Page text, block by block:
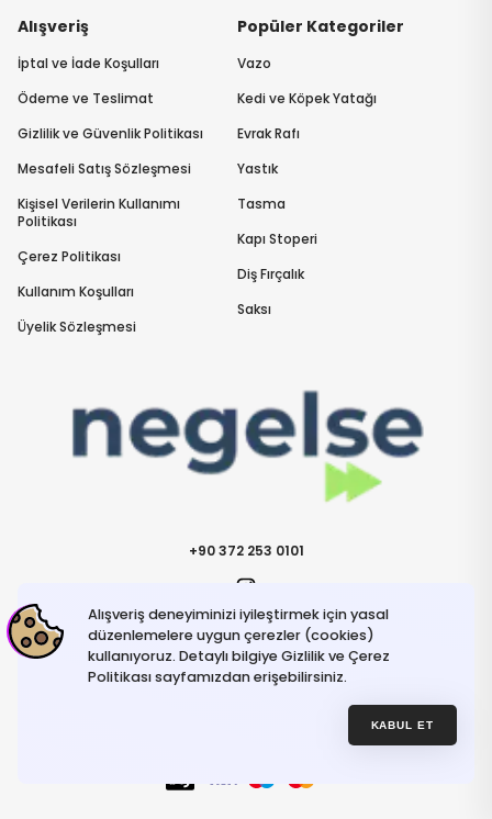
Alışveriş deneyiminizi iyileştirmek için yasal
düzenlemelere uygun çerezler (cookies)
kullanıyoruz. Detaylı bilgiye Gizlilik ve Çerez
Politikası sayfamızdan erişebilirsiniz.
KABUL ET
+90 372 253 0101
İletişime Geçininfo@negelse.com
Alışveriş
İptal ve İade Koşulları
Ödeme ve Teslimat
Gizlilik ve Güvenlik Politikası
Mesafeli Satış Sözleşmesi
Kişisel Verilerin Kullanımı
Politikası
Çerez Politikası
Kullanım Koşulları
Üyelik Sözleşmesi
Popüler Kategoriler
Vazo
Kedi ve Köpek Yatağı
Evrak Rafı
Yastık
Tasma
Kapı Stoperi
Diş Fırçalık
Saksı